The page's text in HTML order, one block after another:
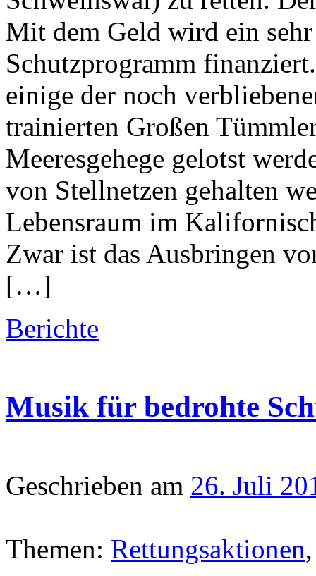
Mit dem Geld wird ein
Schutzprogramm
einige der noch
trainierten Großen
Meeresgehege gelotst
von Stellnetzen gehalten
Lebensraum im
Zwar ist das Ausbringen
[…]
Berichte
Musik für bedrohte
Geschrieben am 26. Juli
Themen: Rettungsaktionen